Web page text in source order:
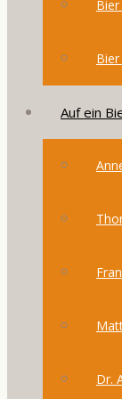
Auf ein
Dr.